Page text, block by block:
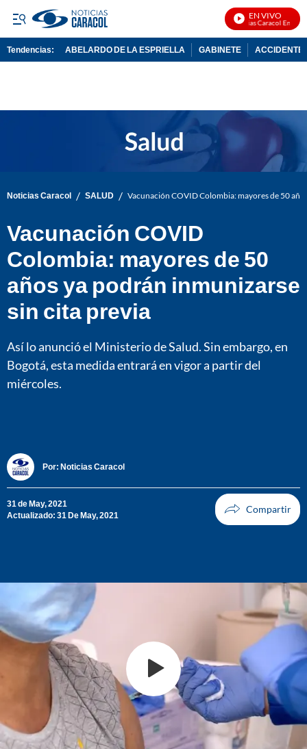
EN VIVO
Noticias Caracol En Vivo
Tendencias: ABELARDO DE LA ESPRIELLA GABINETE ACCIDENTE
Noticias Caracol / SALUD / Vacunación COVID Colombia: mayores de 50
Vacunación COVID
Colombia: mayores de 50
años ya podrán inmunizarse
sin cita previa
Así lo anunció el Ministerio de Salud. Sin embargo, en
Bogotá, esta medida entrará en vigor a partir del
miércoles.
Por: Noticias Caracol
31 de May, 2021
Actualizado: 31 De May, 2021